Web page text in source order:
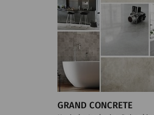
GRAND CONCRETE